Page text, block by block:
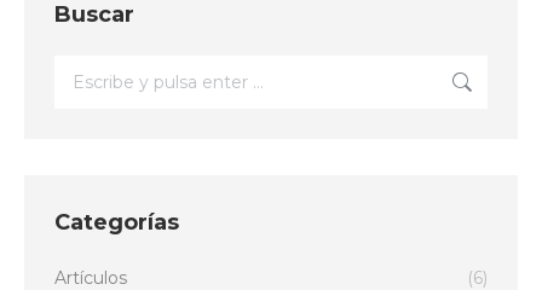
Buscar
Buscar:
Categorías
Artículos
(6)